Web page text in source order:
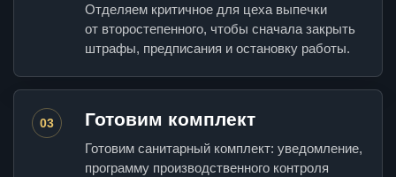
Отделяем критичное для цеха выпечки
от второстепенного, чтобы сначала закрыть
штрафы, предписания и остановку работы.
03 Готовим комплект
Готовим санитарный комплект: уведомление,
программу производственного контроля